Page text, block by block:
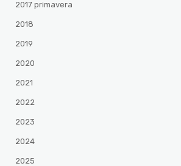
2017 primavera
2018
2019
2020
2021
2022
2023
2024
2025